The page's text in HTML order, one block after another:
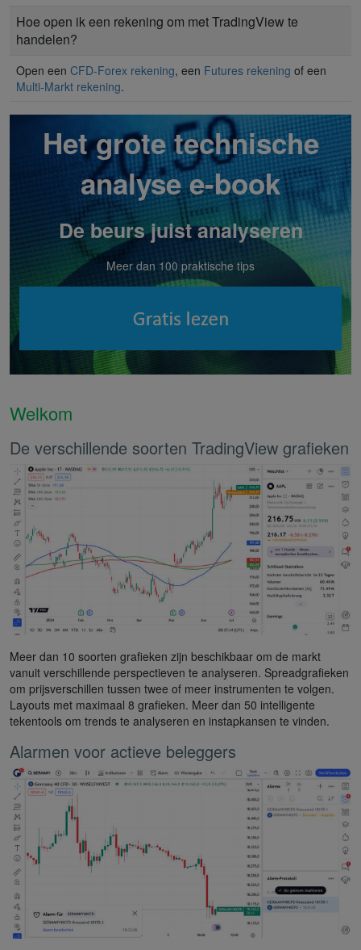
Hoe open ik een rekening om met TradingView te
handelen?
Open een CFD-Forex rekening, een Futures rekening of een
Multi-Markt rekening.
Het grote technische
analyse e-book
De beurs juist analyseren
Meer dan 100 praktische tips
Welkom
De verschillende soorten TradingView grafieken
Meer dan 10 soorten grafieken zijn beschikbaar om de markt
vanuit verschillende perspectieven te analyseren. Spreadgrafieken
om prijsverschillen tussen twee of meer instrumenten te volgen.
Layouts met maximaal 8 grafieken. Meer dan 50 intelligente
tekentools om trends te analyseren en instapkansen te vinden.
Alarmen voor actieve beleggers